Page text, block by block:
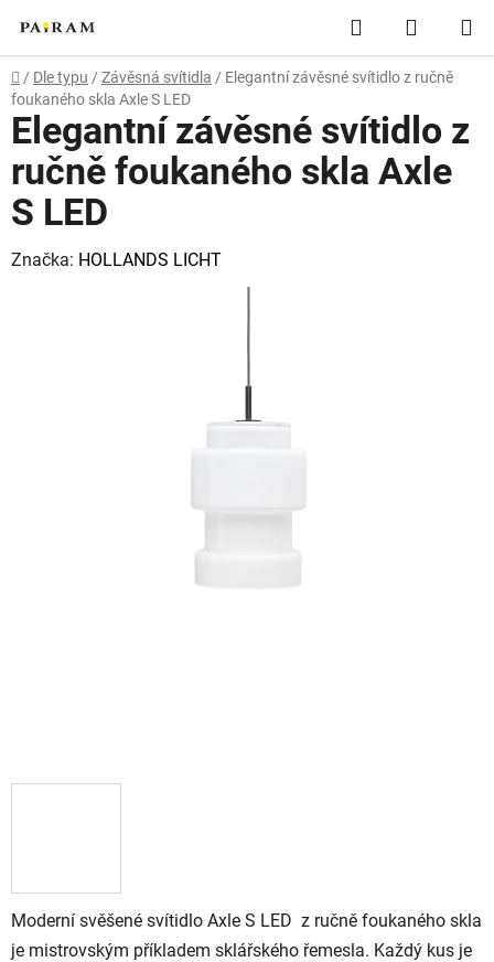
obsah
Hledat
KOŠÍK
Domů
/ Dle typu / Závěsná svítidla / Elegantní závěsné svítidlo z ručně
foukaného skla Axle S LED
Moderní svěšené svítidlo Axle S LED z ručně foukaného skla
je mistrovským příkladem sklářského řemesla. Každý kus je
Elegantní závěsné svítidlo z
ručně foukaného skla Axle
S LED
Značka: HOLLANDS LICHT